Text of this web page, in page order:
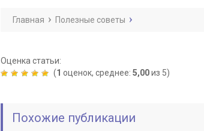
Главная Полезные советы
Оценка статьи:
(1 оценок, среднее: 5,00из 5)
Похожие публикации